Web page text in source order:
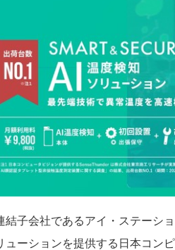
結子会社であるアイ・ステーシ
ューションを提供する日本コン